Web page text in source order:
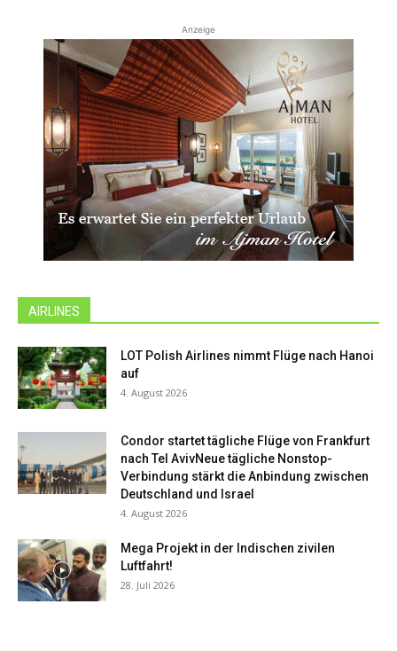
Anzeige
AIRLINES
LOT Polish Airlines nimmt Flüge nach Hanoi
auf
4. August 2026
Condor startet tägliche Flüge von Frankfurt
nach Tel AvivNeue tägliche Nonstop-
Verbindung stärkt die Anbindung zwischen
Deutschland und Israel
4. August 2026
Mega Projekt in der Indischen zivilen
Luftfahrt!
28. Juli 2026